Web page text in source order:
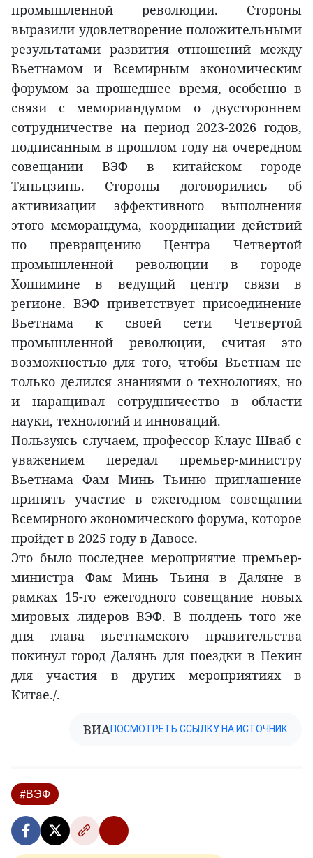
промышленной революции. Стороны
выразили удовлетворение положительными
результатами развития отношений между
Вьетнамом и Всемирным экономическим
форумом за прошедшее время, особенно в
связи с мемориандумом о двустороннем
сотрудничестве на период 2023-2026 годов,
подписанным в прошлом году на очередном
совещании ВЭФ в китайском городе
Тяньцзинь. Стороны договорились об
активизации эффективного выполнения
этого меморандума, координации действий
по превращению Центра Четвертой
промышленной революции в городе
Хошимине в ведущий центр связи в
регионе. ВЭФ приветствует присоединение
Вьетнама к своей сети Четвертой
промышленной революции, считая это
возможностью для того, чтобы Вьетнам не
только делился знаниями о технологиях, но
и наращивал сотрудничество в области
науки, технологий и инноваций.
Пользуясь случаем, профессор Клаус Шваб с
уважением передал премьер-министру
Вьетнама Фам Минь Тьиню приглашение
принять участие в ежегодном совещании
Всемирного экономического форума, которое
пройдет в 2025 году в Давосе.
Это было последнее мероприятие премьер-
министра Фам Минь Тьиня в Даляне в
рамках 15-го ежегодного совещание новых
мировых лидеров ВЭФ. В полдень того же
дня глава вьетнамского правительства
покинул город Далянь для поездки в Пекин
для участия в других мероприятиях в
Китае./.
ВИАПОСМОТРЕТЬ ССЫЛКУ НА ИСТОЧНИК
#ВЭФ